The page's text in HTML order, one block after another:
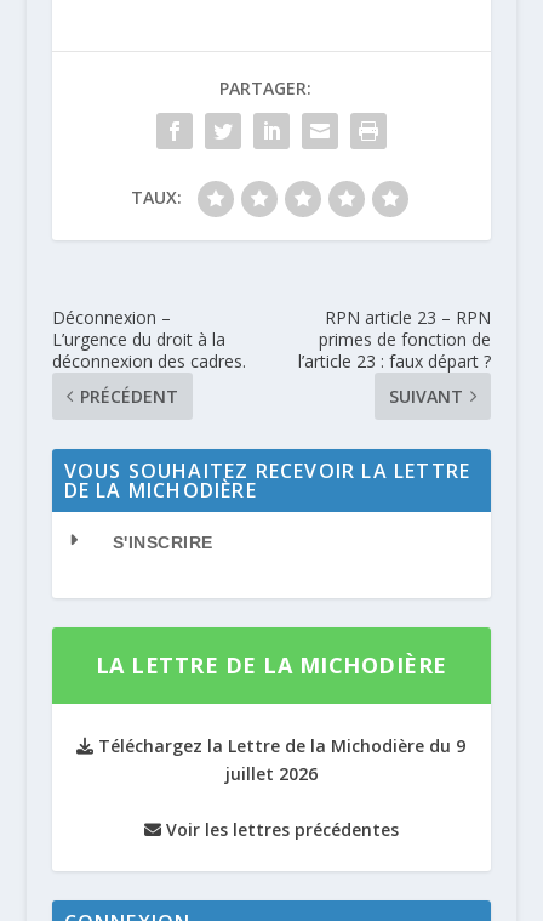
PARTAGER:
TAUX:
Déconnexion –
L’urgence du droit à la
déconnexion des cadres.
PRÉCÉDENT
RPN article 23 – RPN
primes de fonction de
l’article 23 : faux départ ?
SUIVANT
VOUS SOUHAITEZ RECEVOIR LA LETTRE
DE LA MICHODIÈRE
S'INSCRIRE
LA LETTRE DE LA MICHODIÈRE
Téléchargez la Lettre de la Michodière du 9
juillet 2026
Voir les lettres précédentes